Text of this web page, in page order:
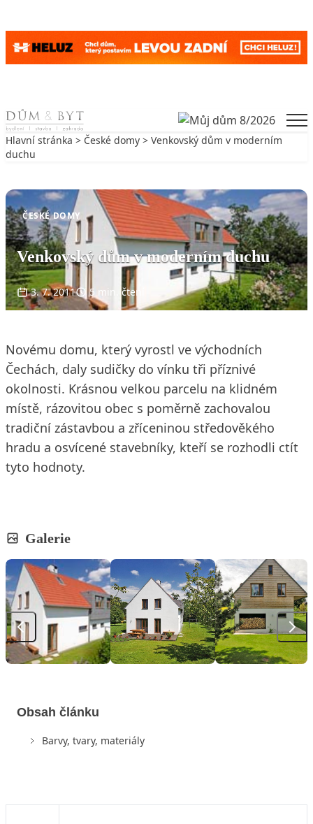
Skip to content
Hlavní stránka > České domy > Venkovský dům v moderním
duchu
ČESKÉ DOMY
Venkovský dům v moderním duchu
3. 7. 2011 5 min. čtení
Novému domu, který vyrostl ve východních
Čechách, daly sudičky do vínku tři příznivé
okolnosti. Krásnou velkou parcelu na klidném
místě, rázovitou obec s poměrně zachovalou
tradiční zástavbou a zříceninou středověkého
hradu a osvícené stavebníky, kteří se rozhodli ctít
tyto hodnoty.
Galerie
Obsah článku
Barvy, tvary, materiály